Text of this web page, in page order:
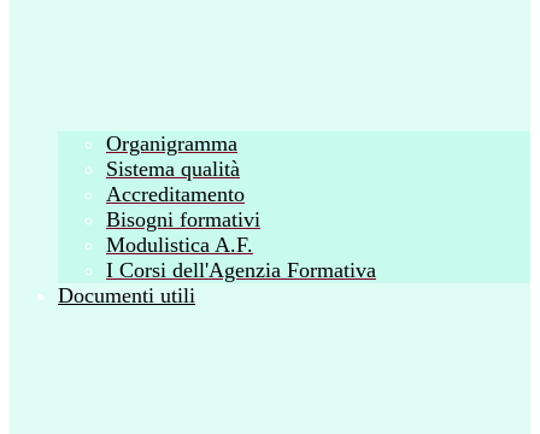
Organigramma
Sistema qualità
Accreditamento
Bisogni formativi
Modulistica A.F.
I Corsi dell'Agenzia Formativa
Documenti utili